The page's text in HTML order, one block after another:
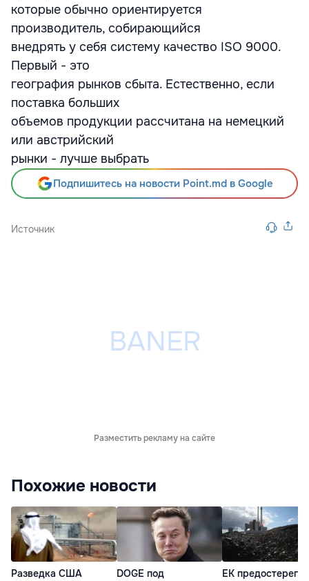
которые обычно ориентируется
производитель, собирающийся
внедрять у себя систему качество ISO 9000.
Первый - это
география рынков сбыта. Естественно, если
поставка больших
объемов продукции рассчитана на немецкий
или австрийский
рынки - лучше выбрать
Подпишитесь на новости Point.md в Google
Источник
Разместить рекламу на сайте
Похожие новости
Разведка США
DOGE под
ЕК предостерегла